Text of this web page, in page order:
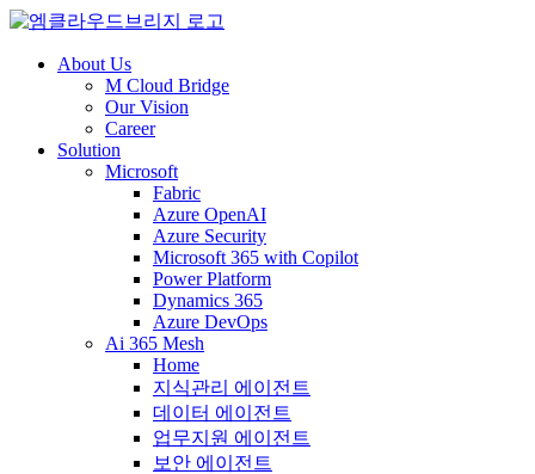
About Us
M Cloud Bridge
Our Vision
Career
Solution
Microsoft
Fabric
Azure OpenAI
Azure Security
Microsoft 365 with Copilot
Power Platform
Dynamics 365
Azure DevOps
Ai 365 Mesh
Home
지식관리 에이전트
데이터 에이전트
업무지원 에이전트
보안 에이전트